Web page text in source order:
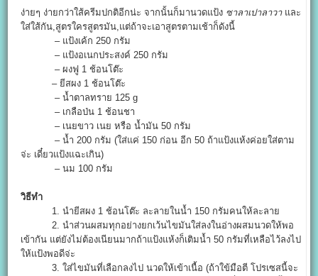
ง่ายๆ ง่ายกว่าใส้ครีมปกติอีกน่ะ จากนั้นก็มานวดแป้ง ซาลาเปาลาวาและ
ใส่ใส้กัน,สูตรใครสูตรมัน,แต่ถ้าจะเอาสูตรตามเช้าก็ดังนี้
– แป้งเค้ก 250 กรัม
– แป้งอเนกประสงค์ 250 กรัม
– ผงฟู 1 ช้อนโต๊ะ
– ยีสผง 1 ช้อนโต๊ะ
– น้ำตาลทราย 125 g
– เกลือป่น 1 ช้อนชา
– เนยขาว เนย หรือ น้ำมัน 50 กรัม
– น้ำ 200 กรัม (ใส่แค่ 150 ก่อน อีก 50 ถ้าแป้งแห้งค่อยใส่ตาม
จ่ะ เดี๋ยวแป้งแฉะเกิน)
– นม 100 กรัม
วิธีทำ
1. นำยีสผง 1 ช้อนโต๊ะ ละลายในน้ำ 150 กรัมคนให้ละลาย
2. นำส่วนผสมทุกอย่างยกเว้นไขมันใส่ลงในอ่างผสมนวดให้พอ
เข้ากัน แต่ยังไม่ต้องเนียนมากถ้าแป้งแห้งก็เติมน้ำ 50 กรัมที่เหลือไว้ลงไป
ให้แป้งพอดีจ่ะ
3. ใส่ไขมันที่เลือกลงไป นวดให้เข้าเนื้อ (ถ้าใข้มือตี โปรเซสนี้จะ